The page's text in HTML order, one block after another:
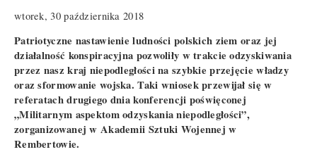
wtorek, 30 października 2018
Patriotyczne nastawienie ludności polskich ziem oraz jej
działalność konspiracyjna pozwoliły w trakcie odzyskiwania
przez nasz kraj niepodległości na szybkie przejęcie władzy
oraz sformowanie wojska. Taki wniosek przewijał się w
referatach drugiego dnia konferencji poświęconej
„Militarnym aspektom odzyskania niepodległości”,
zorganizowanej w Akademii Sztuki Wojennej w
Rembertowie.